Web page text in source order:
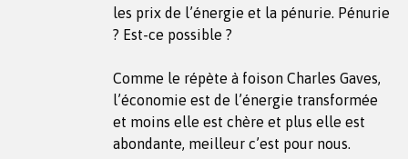
les prix de l’énergie et la pénurie. Pénurie
? Est-ce possible ?
Comme le répète à foison Charles Gaves,
l’économie est de l’énergie transformée
et moins elle est chère et plus elle est
abondante, meilleur c’est pour nous.